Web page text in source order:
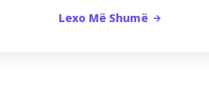
Lexo Më Shumë